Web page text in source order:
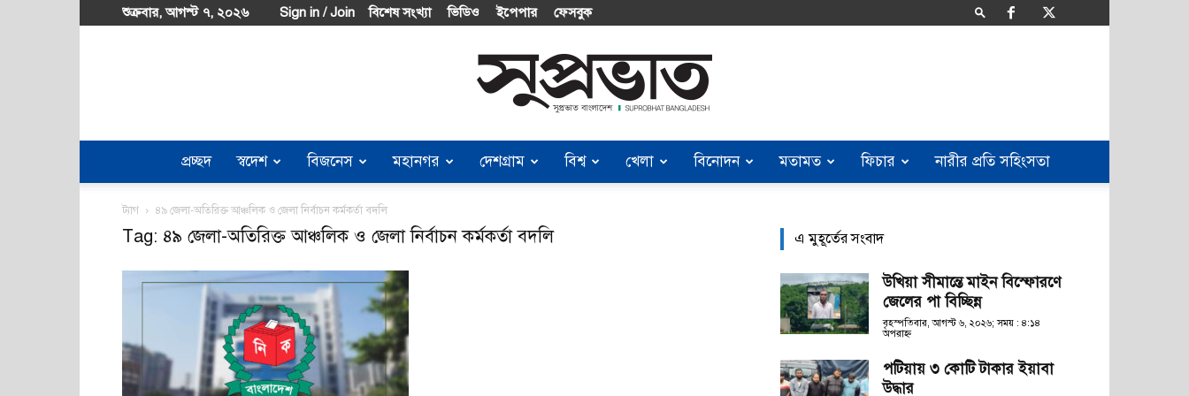
শুক্রবার, আগস্ট ৭, ২০২৬ Sign in / Join বিশেষ সংখ্যা ভিডিও ইপেপার ফেসবুক
Suprobhat
প্রচ্ছদ স্বদেশ বিজনেস মহানগর দেশগ্রাম বিশ্ব খেলা বিনোদন মতামত ফিচার নারীর প্রতি সহিংসতা
ট্যাগ ৪৯ জেলা-অতিরিক্ত আঞ্চলিক ও জেলা নির্বাচন কর্মকর্তা বদলি
Tag: ৪৯ জেলা-অতিরিক্ত আঞ্চলিক ও জেলা নির্বাচন কর্মকর্তা বদলি এ মুহূর্তের সংবাদ
উখিয়া সীমান্তে মাইন বিস্ফোরণে
জেলের পা বিচ্ছিন্ন
বৃহস্পতিবার, আগস্ট ৬, ২০২৬; সময় : ৪:১৪
অপরাহ্ণ
পটিয়ায় ৩ কোটি টাকার ইয়াবা
উদ্ধার